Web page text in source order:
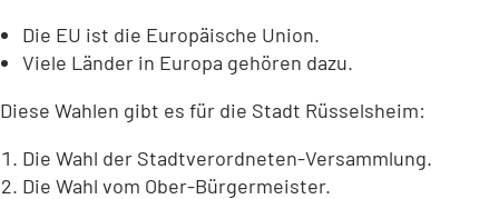
Die EU ist die Europäische Union.
Viele Länder in Europa gehören dazu.
Diese Wahlen gibt es für die Stadt Rüsselsheim:
Die Wahl der Stadtverordneten-Versammlung.
Die Wahl vom Ober-Bürgermeister.